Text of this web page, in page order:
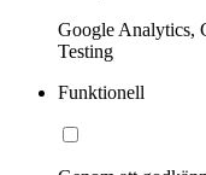
Google Analytics,
Testing
Funktionell